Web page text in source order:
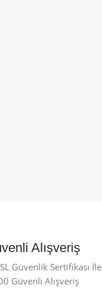
Alışveriş
Güvenlik Sertifikası İle
Güvenli Alışveriş